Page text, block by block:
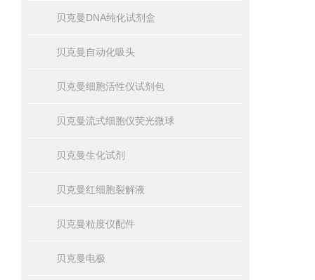
贝克曼DNA纯化试剂盒
贝克曼自动化吸头
贝克曼细胞活性仪试剂包
贝克曼流式细胞仪荧光微球
贝克曼生化试剂
贝克曼红细胞裂解液
贝克曼粒度仪配件
贝克曼电极